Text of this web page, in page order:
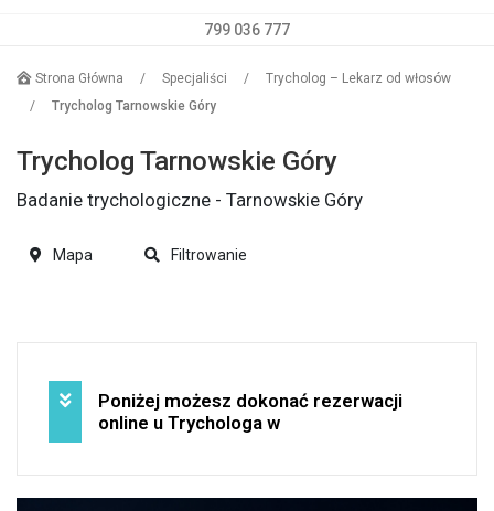
799 036 777
Strona Główna / Specjaliści /
Trycholog – Lekarz od włosów
/
Trycholog Tarnowskie Góry
Poniżej możesz dokonać rezerwacji
online u Trychologa w
Trycholog Tarnowskie Góry
Badanie trychologiczne - Tarnowskie Góry
Mapa Filtrowanie